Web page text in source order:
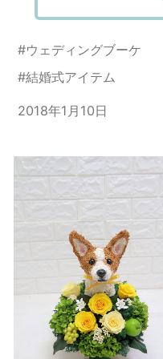
#ウェディングブーケ
#結婚式アイテム
2018年1月10日